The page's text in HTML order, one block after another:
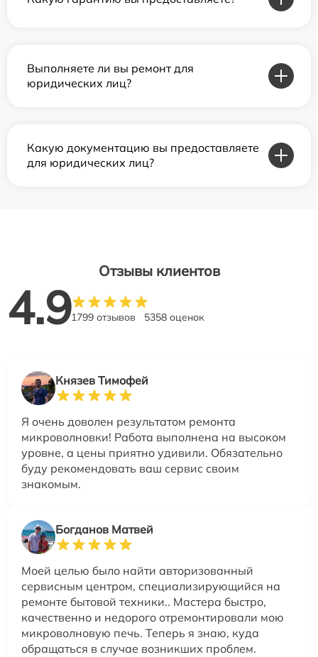
Выполняете ли вы ремонт для
юридических лиц?
Какую документацию вы предоставляете
для юридических лиц?
Отзывы клиентов
4.91799 отзывов 5358 оценок
Князев Тимофей
Я очень доволен результатом ремонта
микроволновки! Работа выполнена на высоком
уровне, а цены приятно удивили. Обязательно
буду рекомендовать ваш сервис своим
знакомым.
Богданов Матвей
Моей целью было найти авторизованный
сервисным центром, специализирующийся на
ремонте бытовой техники.. Мастера быстро,
качественно и недорого отремонтировали мою
микроволновую печь. Теперь я знаю, куда
обращаться в случае возникших проблем.